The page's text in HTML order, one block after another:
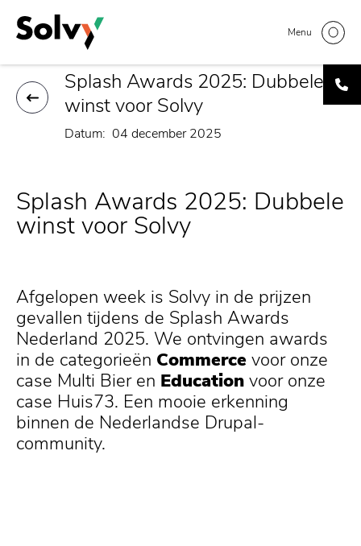
naar
de
inhoud
gaan
Menu
Kruimelpad
Home Artikelen
Splash Awards 2025: Dubbele
winst voor Solvy
Datum 04 december 2025
Splash Awards 2025: Dubbele
winst voor Solvy
Afgelopen week is Solvy in de prijzen
gevallen tijdens de Splash Awards
Nederland 2025. We ontvingen awards
in de categorieën Commerce voor onze
case Multi Bier en Education voor onze
case Huis73. Een mooie erkenning
binnen de Nederlandse Drupal-
community.